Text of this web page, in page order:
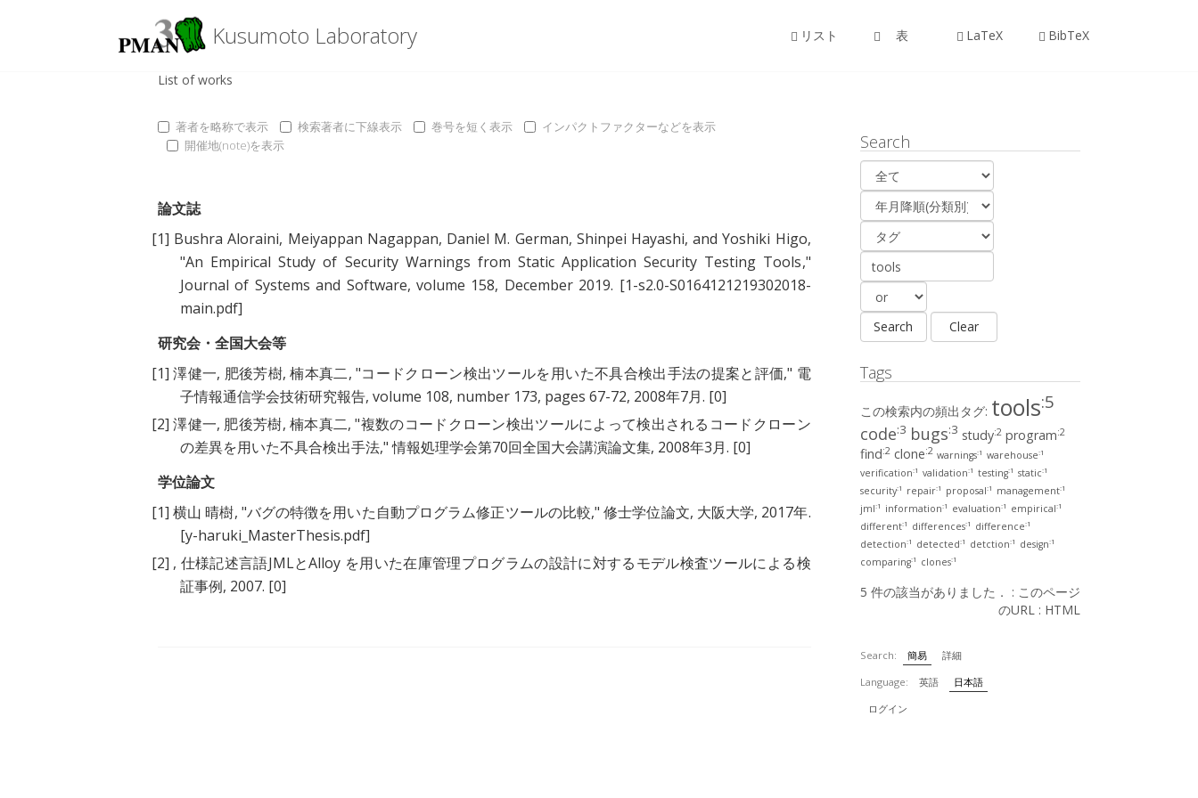
Kusumoto Laboratory リスト 表 LaTeX BibTeX
List of works
著者を略称で表示 検索著者に下線表示 巻号を短く表示
インパクトファクターなどを表示
開催地(note)を表示
論文誌
[1] Bushra Aloraini, Meiyappan Nagappan, Daniel M. German, Shinpei Hayashi, andYoshiki Higo,
"An Empirical Study of Security Warnings from Static Application Security Testing Tools,"
Journal of Systems and Software, volume 158, December 2019. [1-s2.0-S0164121219302018-
main.pdf]
研究会・全国大会等
[1] 澤健一, 肥後芳樹,楠本真二, "コードクローン検出ツールを用いた不具合検出手法の提案と評価," 電
子情報通信学会技術研究報告, volume 108, number 173, pages 67-72, 2008年7月. [0]
[2] 澤健一, 肥後芳樹, 楠本真二, "複数のコードクローン検出ツールによって検出されるコードクローン
の差異を用いた不具合検出手法," 情報処理学会第70回全国大会講演論文集, 2008年3月. [0]
学位論文
[1] 横山 晴樹, "バグの特徴を用いた自動プログラム修正ツールの比較," 修士学位論文, 大阪大学, 2017年.
[y-haruki_MasterThesis.pdf]
[2] , 仕様記述言語JMLとAlloy を用いた在庫管理プログラムの設計に対するモデル検査ツールによる検
証事例, 2007. [0]
Search
Tags
この検索内の頻出タグ: tools:5
code:3 bugs:3 study:2 program:2
find:2 clone:2 warnings:1 warehouse:1
verification:1 validation:1 testing:1 static:1
security:1 repair:1 proposal:1 management:1
jml:1 information:1 evaluation:1 empirical:1
different:1 differences:1 difference:1
detection:1 detected:1 detction:1 design:1
comparing:1 clones:1
5 件の該当がありました． : このページ
のURL : HTML
Search: 簡易
詳細
Language:
英語
日本語
ログイン